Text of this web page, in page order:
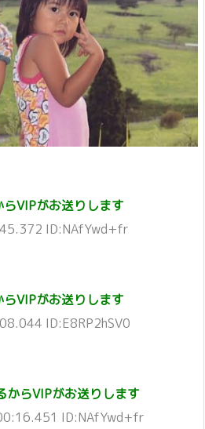
VIPがお送りします
ID:NAfYwd+fr
VIPがお送りします
ID:E8RP2hSV0
からVIPがお送りします
ID:NAfYwd+fr